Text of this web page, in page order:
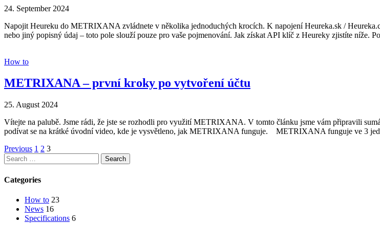
24. September 2024
Napojit Heureku do METRIXANA zvládnete v několika jednoduchých krocích. K napojení Heureka.sk /
nebo jiný popisný údaj – toto pole slouží pouze pro vaše pojmenování. Jak získat API klíč z Heureky zjistíte níže.
How to
METRIXANA – první kroky po vytvoření účtu
25. August 2024
Vítejte na palubě. Jsme rádi, že jste se rozhodli pro využití METRIXANA. V tomto článku jsme vám připravili
podívat se na krátké úvodní video, kde je vysvětleno, jak METRIXANA funguje. METRIXANA funguje ve 3
Previous 1 2 3
Categories
How to 23
News 16
Specifications 6